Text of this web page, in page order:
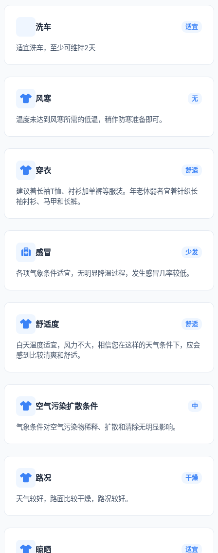
洗车 适宜
适宜洗车，至少可维持2天
风寒 无
温度未达到风寒所需的低温，稍作防寒准备即可。
穿衣 舒适
建议着长袖T恤、衬衫加单裤等服装。年老体弱者宜着针织长
袖衬衫、马甲和长裤。
感冒 少发
各项气象条件适宜，无明显降温过程，发生感冒几率较低。
舒适度 舒适
白天温度适宜，风力不大，相信您在这样的天气条件下，应会
感到比较清爽和舒适。
空气污染扩散条件 中
气象条件对空气污染物稀释、扩散和清除无明显影响。
路况 干燥
天气较好，路面比较干燥，路况较好。
晾晒 适宜